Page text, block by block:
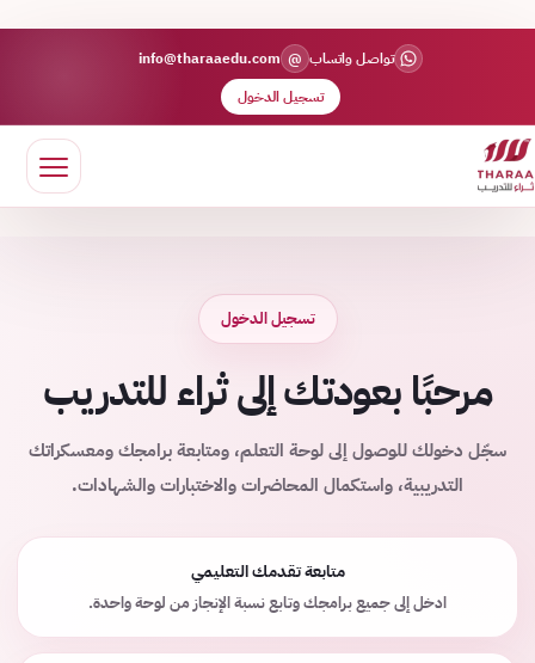
تواصل واتساب @
info@tharaaedu.com
تسجيل الدخول
تسجيل الدخول
مرحبًا بعودتك إلى ثراء للتدريب
سجّل دخولك للوصول إلى لوحة التعلم، ومتابعة برامجك ومعسكراتك
التدريبية، واستكمال المحاضرات والاختبارات والشهادات.
متابعة تقدمك التعليمي
ادخل إلى جميع برامجك وتابع نسبة الإنجاز من لوحة واحدة.